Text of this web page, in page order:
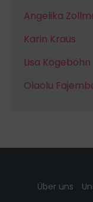
Angelika
Karin Kraus
Lisa Kögeböhn
Olaolu
Über uns